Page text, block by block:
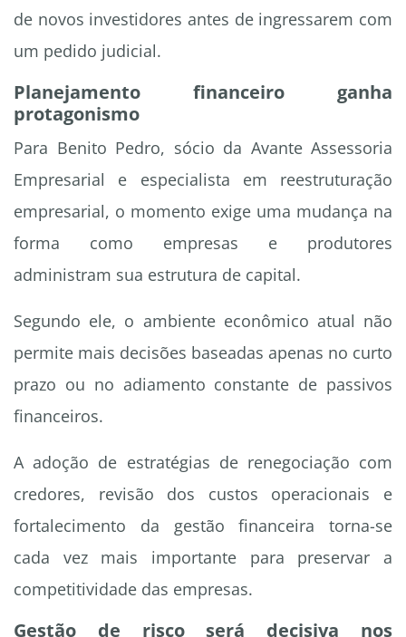
de novos investidores antes de ingressarem com
um pedido judicial.
Planejamento financeiro ganha
protagonismo
Para Benito Pedro, sócio da Avante Assessoria
Empresarial e especialista em reestruturação
empresarial, o momento exige uma mudança na
forma como empresas e produtores
administram sua estrutura de capital.
Segundo ele, o ambiente econômico atual não
permite mais decisões baseadas apenas no curto
prazo ou no adiamento constante de passivos
financeiros.
A adoção de estratégias de renegociação com
credores, revisão dos custos operacionais e
fortalecimento da gestão financeira torna-se
cada vez mais importante para preservar a
competitividade das empresas.
Gestão de risco será decisiva nos